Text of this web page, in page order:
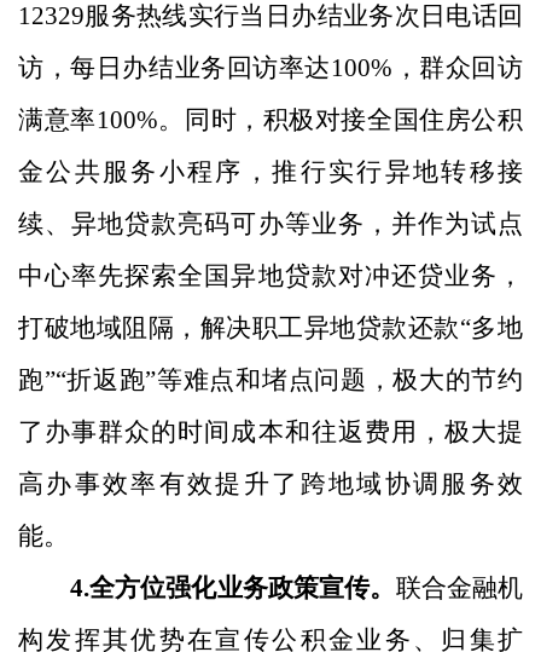
12329服务热线实行当日办结业务次日电话回
访，每日办结业务回访率达100% ，群众回访
满意率100%。同时， 积极对接全国住房公积
金公共服务小程序，推行实行异地转移接
续、异地贷款亮码可办等业务，并作为试点
中心率先探索全国异地贷款对冲还贷业务，
打破地域阻隔，解决职工异地贷款还款“多地
跑”“折返跑”等难点和堵点问题，极大的节约
了办事群众的时间成本和往返费用，极大提
高办事效率有效提升了跨地域协调服务效
能。
4.全方位强化业务政策宣传。 联合金融机
构发挥其优势在宣传公积金业务、归集扩